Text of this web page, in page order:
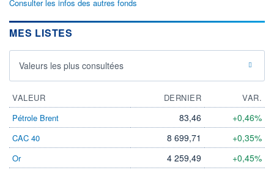
Consulter les infos des autres fonds
MES LISTES
Valeurs les plus consultées
VALEUR DERNIER
VAR.
Pétrole Brent
83,46 +0,46%
CAC 40 8 699,71 +0,35%
Or 4 259,49 +0,45%